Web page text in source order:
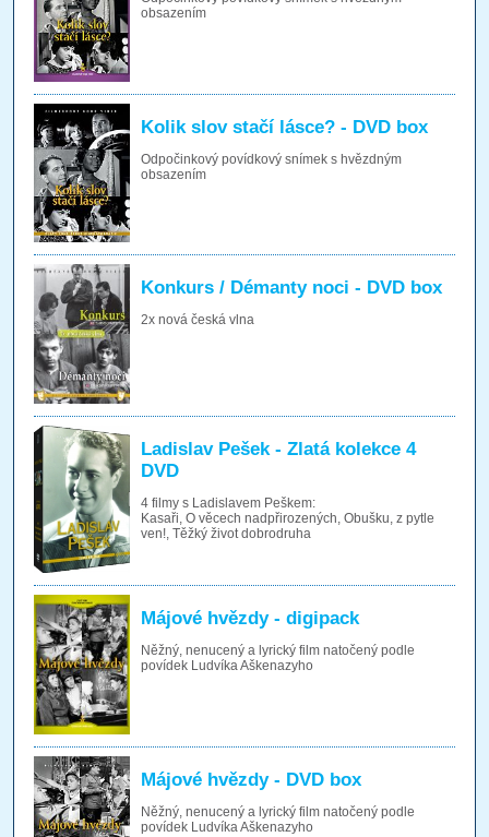
obsazením
Kolik slov stačí lásce? - DVD box
Odpočinkový povídkový snímek s hvězdným
obsazením
Konkurs / Démanty noci - DVD box
2x nová česká vlna
Ladislav Pešek - Zlatá kolekce 4
DVD
4 filmy s Ladislavem Peškem:
Kasaři, O věcech nadpřirozených, Obušku, z pytle
ven!, Těžký život dobrodruha
Májové hvězdy - digipack
Něžný, nenucený a lyrický film natočený podle
povídek Ludvíka Aškenazyho
Májové hvězdy - DVD box
Něžný, nenucený a lyrický film natočený podle
povídek Ludvíka Aškenazyho